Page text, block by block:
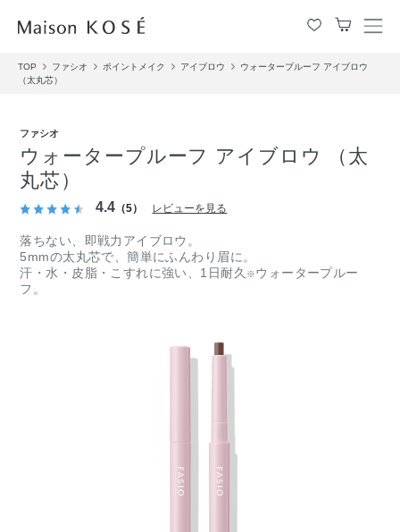
メ
TOP ファシオ ポイントメイク アイブロウ
ウォータープルーフ アイブロウ
（太丸芯）
ファシオ
ウォータープルーフ アイブロウ （太
丸芯）
4.4 （5） レビューを見る
落ちない、即戦力アイブロウ。
5mmの太丸芯で、簡単にふんわり眉に。
汗・水・皮脂・こすれに強い、1日耐久 ※ウォータープルー
フ。